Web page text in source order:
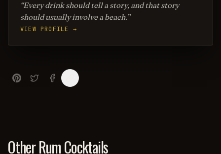
Every drink should tell a story, and that story
should usually involve a beach.
VIEW PROFILE →
Other Rum Cocktails